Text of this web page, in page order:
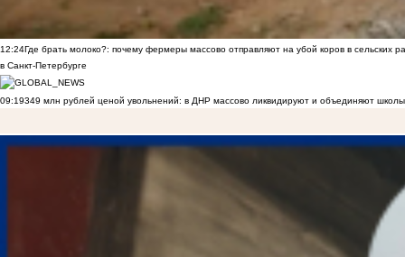
12:24Где брать молоко?: почему фермеры массово отправляют на убой коров в сельских
в Санкт-Петербурге
09:19349 млн рублей ценой увольнений: в ДНР массово ликвидируют и объединяют